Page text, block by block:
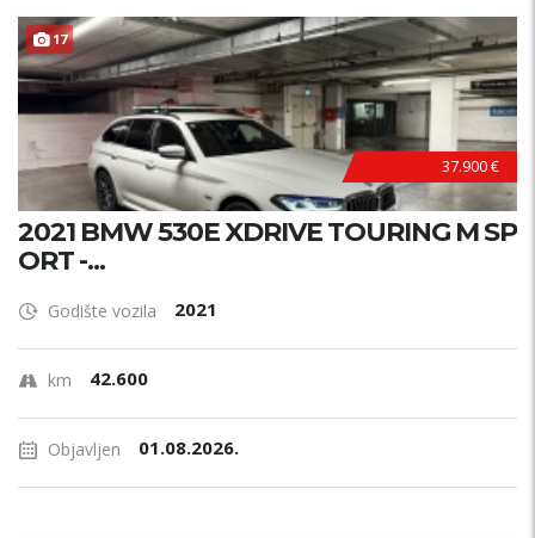
17
37.900 €
2021 BMW 530E XDRIVE TOURING M SP
ORT -...
Godište vozila 2021
km 42.600
Objavljen 01.08.2026.